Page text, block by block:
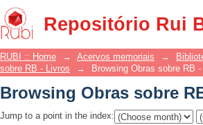
Repositório Rui
Browsing Obras sobre
RUBI :: Home → Acervos memoriais →
sobre RB - Livros
→ Browsing Obras sobre RB
Browsing Obras sobre
Jump to a point in the index: